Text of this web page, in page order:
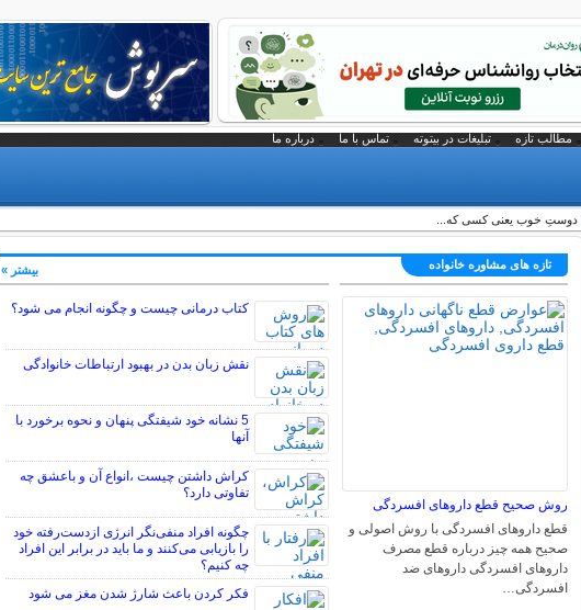
مطالب تازه تبلیغات در بیتوته تماس با ما درباره ما
دوستِ خوب یعنی کسی که...
تازه های مشاوره خانواده
روش صحیح قطع داروهای افسردگی
قطع داروهای افسردگی با روش اصولی و
صحیح همه چیز درباره قطع مصرف
داروهای افسردگی داروهای ضد
افسردگی…
کتاب درمانی چیست و چگونه انجام می شود؟
نقش زبان بدن در بهبود ارتباطات خانوادگی
5 نشانه خود شیفتگی پنهان و نحوه برخورد با
آنها
کراش داشتن چیست ،انواع آن و باعشق چه
تفاوتی دارد؟
چگونه افراد منفی‌نگر انرژی ازدست‌رفته خود
را بازیابی می‌کنند و ما باید در برابر این افراد
چه کنیم؟
فکر کردن باعث شارژ شدن مغز می شود
بیشتر »